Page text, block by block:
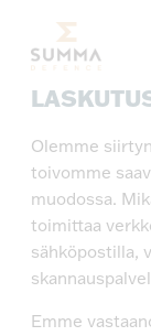
suoraan
Summa Defence, etusivu
Olemme
toivomme
muodossa.
toimittaa
sähköpostilla,
Emme